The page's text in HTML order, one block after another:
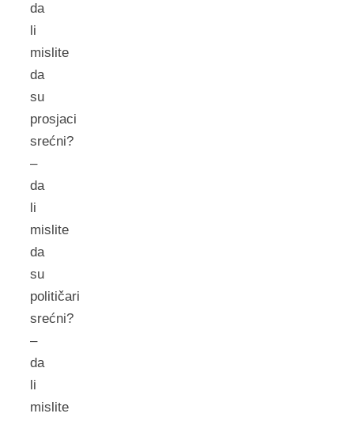
da
li
mislite
da
su
prosjaci
srećni?
–
da
li
mislite
da
su
političari
srećni?
–
da
li
mislite